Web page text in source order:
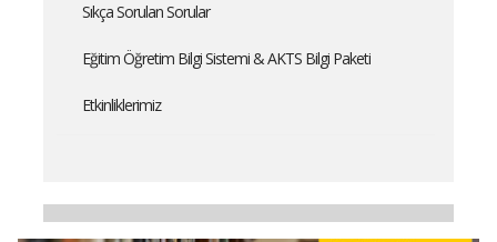
Sıkça Sorulan Sorular
Eğitim Öğretim Bilgi Sistemi & AKTS Bilgi Paketi
Etkinliklerimiz